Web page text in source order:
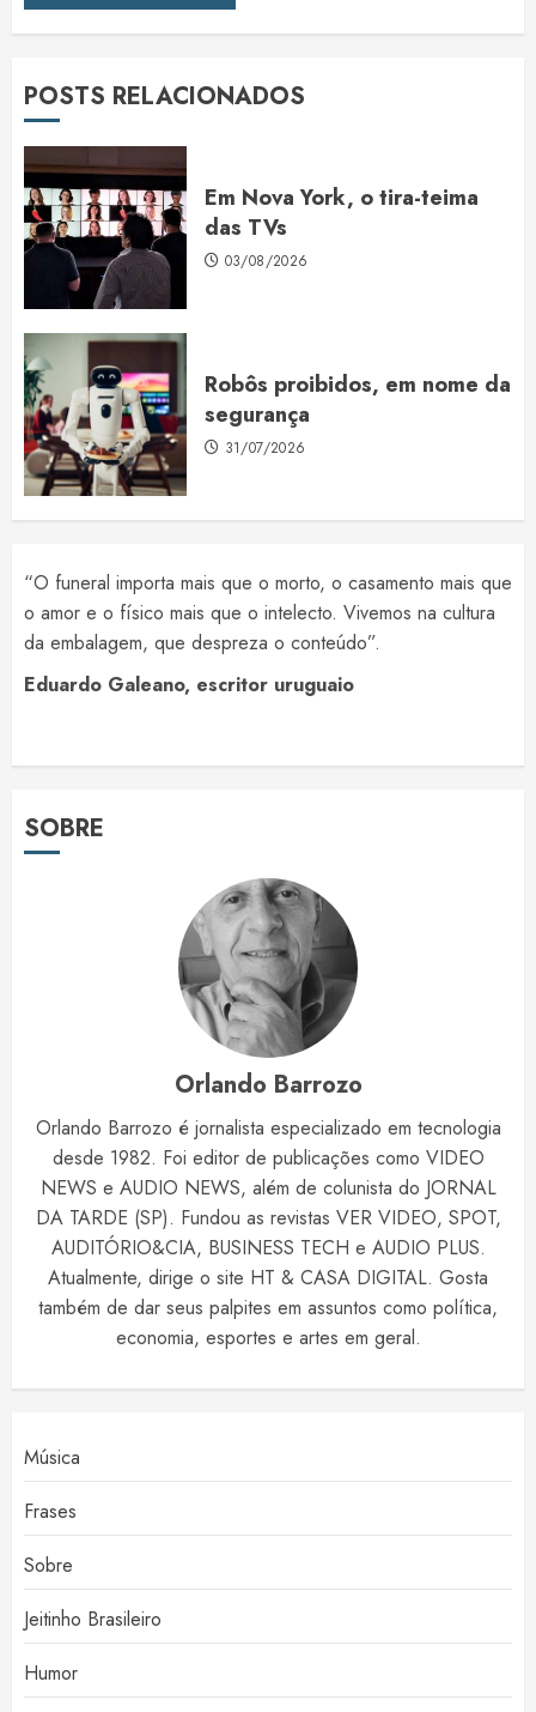
POSTS RELACIONADOS
Em Nova York, o tira-teima
das TVs
03/08/2026
Robôs proibidos, em nome da
segurança
31/07/2026
“O funeral importa mais que o morto, o casamento mais que
o amor e o físico mais que o intelecto. Vivemos na cultura
da embalagem, que despreza o conteúdo”.
Eduardo Galeano, escritor uruguaio
SOBRE
Orlando Barrozo
Orlando Barrozo é jornalista especializado em tecnologia
desde 1982. Foi editor de publicações como VIDEO
NEWS e AUDIO NEWS, além de colunista do JORNAL
DA TARDE (SP). Fundou as revistas VER VIDEO, SPOT,
AUDITÓRIO&CIA, BUSINESS TECH e AUDIO PLUS.
Atualmente, dirige o site HT & CASA DIGITAL. Gosta
também de dar seus palpites em assuntos como política,
economia, esportes e artes em geral.
Música
Frases
Sobre
Jeitinho Brasileiro
Humor